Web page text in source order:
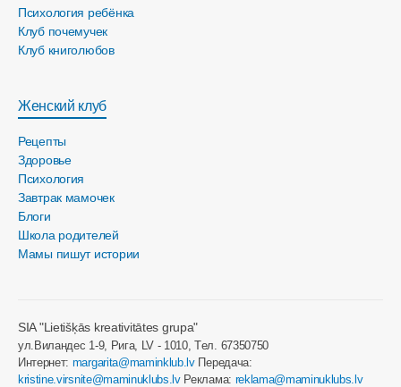
Психология ребёнка
Клуб почемучек
Клуб книголюбов
Женский клуб
Рецепты
Здоровье
Психология
Завтрак мамочек
Блоги
Школа родителей
Мамы пишут истории
SIA "Lietišķās kreativitātes grupa"
ул.Виландес 1-9, Рига, LV - 1010, Tел. 67350750
Интернет: margarita@maminklub.lvПередача:
kristine.virsnite@maminuklubs.lvРеклама: reklama@maminuklubs.lv